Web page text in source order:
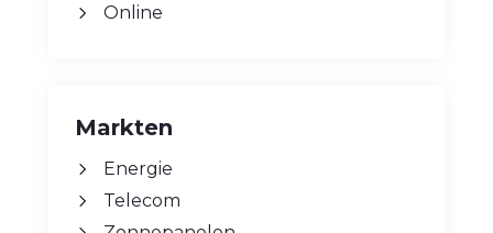
Online
Markten
Energie
Telecom